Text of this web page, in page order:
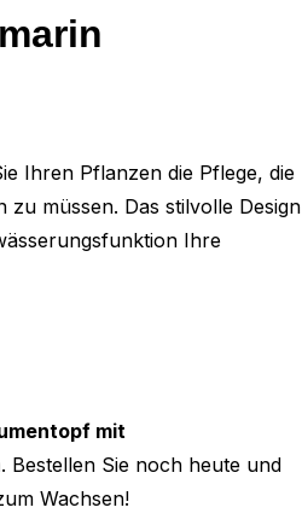
Ihren Pflanzen die Pflege, die
müssen. Das stilvolle Design
Ihre
mit
. Bestellen Sie noch heute und
Wachsen!